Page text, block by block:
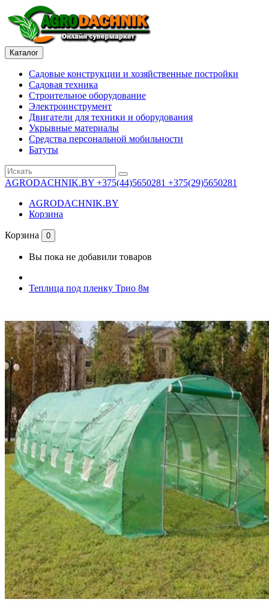
Каталог
Садовые конструкции и хозяйственные постройки
Садовая техника
Строительное оборудование
Электроинструмент
Двигатели для техники и оборудования
Укрывные материалы
Средства персональной мобильности
Батуты
AGRODACHNIK.BY +375(44)5650281 +375(29)5650281
AGRODACHNIK.BY
Корзина
Корзина 0
Вы пока не добавили товаров
Теплица под пленку Трио 8м